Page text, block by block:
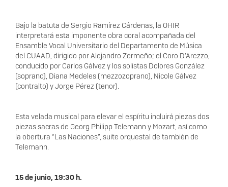
Bajo la batuta de Sergio Ramírez Cárdenas, la OHIR
interpretará esta imponente obra coral acompañada del
Ensamble Vocal Universitario del Departamento de Música
del CUAAD, dirigido por Alejandro Zermeño; el Coro D’Arezzo,
conducido por Carlos Gálvez y los solistas Dolores González
(soprano), Diana Medeles (mezzozoprano), Nicole Gálvez
(contralto) y Jorge Pérez (tenor).
Esta velada musical para elevar el espíritu incluirá piezas dos
piezas sacras de Georg Philipp Telemann y Mozart, así como
la obertura “Las Naciones”, suite orquestal de también de
Telemann.
15 de junio, 19:30 h.